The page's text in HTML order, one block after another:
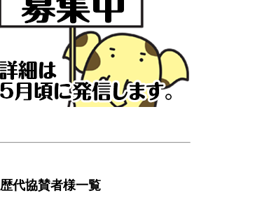
歴代協賛者様一覧